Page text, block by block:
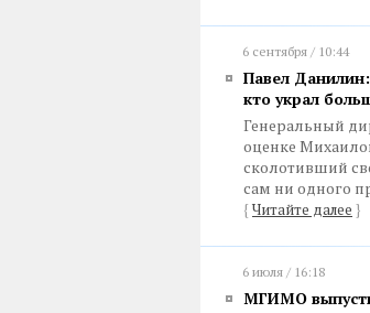
6 сентября / 10:44
Павел
кто украл
Генеральный
оценке
сколотивший
сам ни одного
{ Читайте далее }
6 июля / 16:18
МГИМО